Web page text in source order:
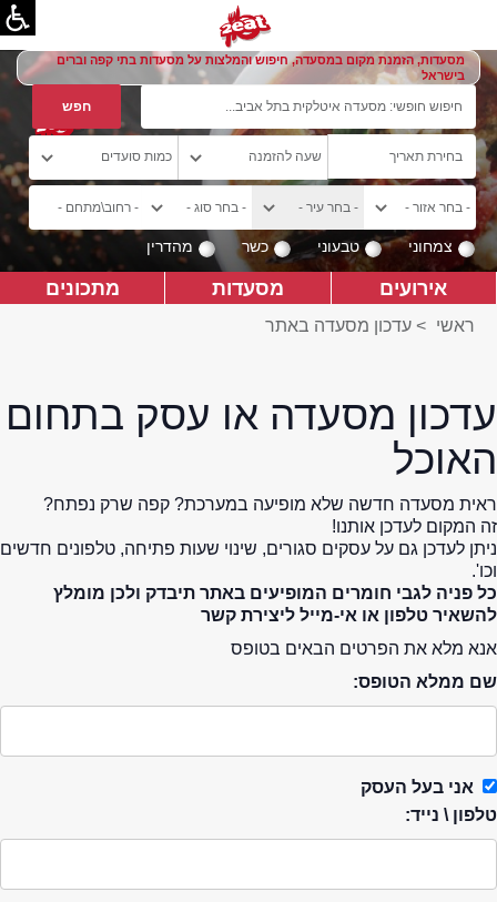
מסעדות, הזמנת מקום במסעדה, חיפוש והמלצות על מסעדות בתי קפה וברים
בישראל
צמחוני טבעוני כשר מהדרין
אירועים מסעדות מתכונים
ראשי > עדכון מסעדה באתר
עדכון מסעדה או עסק בתחום
האוכל
ראית מסעדה חדשה שלא מופיעה במערכת? קפה שרק נפתח?
זה המקום לעדכן אותנו!
ניתן לעדכן גם על עסקים סגורים, שינוי שעות פתיחה, טלפונים חדשים
וכו'.
כל פניה לגבי חומרים המופיעים באתר תיבדק ולכן מומלץ
להשאיר טלפון או אי-מייל ליצירת קשר
אנא מלא את הפרטים הבאים בטופס
שם ממלא הטופס:
אני בעל העסק
טלפון \ נייד: